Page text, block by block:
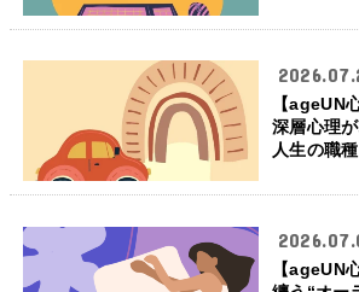
【ageUN
深層心理
人生の職種
【ageUN